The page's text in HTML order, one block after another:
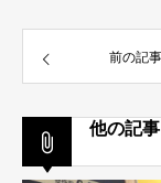
前の記事
他の記